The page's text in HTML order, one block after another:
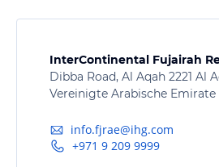
InterContinental Fujairah
Dibba Road, Al Aqah 2221 Al
Vereinigte Arabische Emirate
info.fjrae@ihg.com
+971 9 209 9999